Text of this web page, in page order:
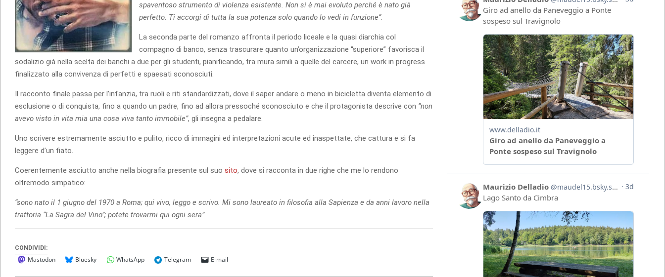
spaventoso strumento di violenza esistente. Non si è mai evoluto perché è nato già
perfetto. Ti accorgi di tutta la sua potenza solo quando lo vedi in funzione”.
La seconda parte del romanzo affronta il periodo liceale e la quasi diarchia col
compagno di banco, senza trascurare quanto un’organizzazione “superiore” favorisca il
sodalizio già nella scelta dei banchi a due per gli studenti, pianificando, tra mura simili a quelle del carcere, un work in progress
finalizzato alla convivenza di perfetti e spaesati sconosciuti.
Il racconto finale passa per l’infanzia, tra ruoli e riti standardizzati, dove il saper andare o meno in bicicletta diventa elemento di
esclusione o di conquista, fino a quando un padre, fino ad allora pressoché sconosciuto e che il protagonista descrive con “non
avevo visto in vita mia una cosa viva tanto immobile”, gli insegna a pedalare.
Uno scrivere estremamente asciutto e pulito, ricco di immagini ed interpretazioni acute ed inaspettate, che cattura e si fa
leggere d’un fiato.
Coerentemente asciutto anche nella biografia presente sul suo sito, dove si racconta in due righe che me lo rendono
oltremodo simpatico:
“sono nato il 1 giugno del 1970 a Roma; qui vivo, leggo e scrivo. Mi sono laureato in filosofia alla Sapienza e da anni lavoro nella
trattoria “La Sagra del Vino”; potete trovarmi qui ogni sera”
CONDIVIDI:
Mastodon Bluesky WhatsApp Telegram E-mail